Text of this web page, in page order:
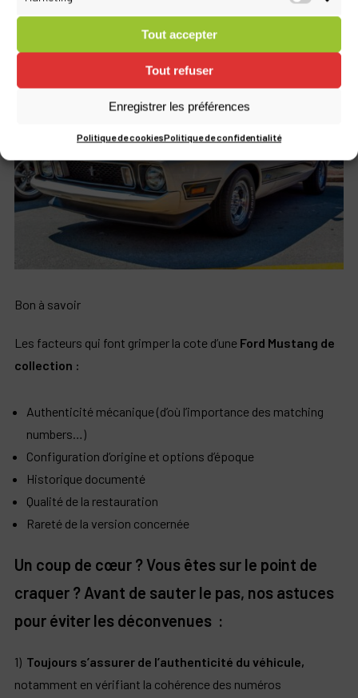
Tout accepter
Tout refuser
Enregistrer les préférences
Politique de cookiesPolitique de confidentialité
caractère… et bien sûr leur rareté.
Bon à savoir
Les facteurs qui font grimper la cote d’une Ford Mustang de
collection :
Authenticité mécanique (d’où l’importance des matching
numbers…)
Configuration d’origine et options d’époque
Historique documenté
Qualité de la restauration
Rareté de la version concernée
Un coup de cœur ? Vous êtes sur le point de
craquer ? Avant de sauter le pas, nos astuces
pour éviter les déconvenues :
1) Toujours s’assurer de l’authenticité du véhicule,
notamment en vérifiant la cohérence des numéros